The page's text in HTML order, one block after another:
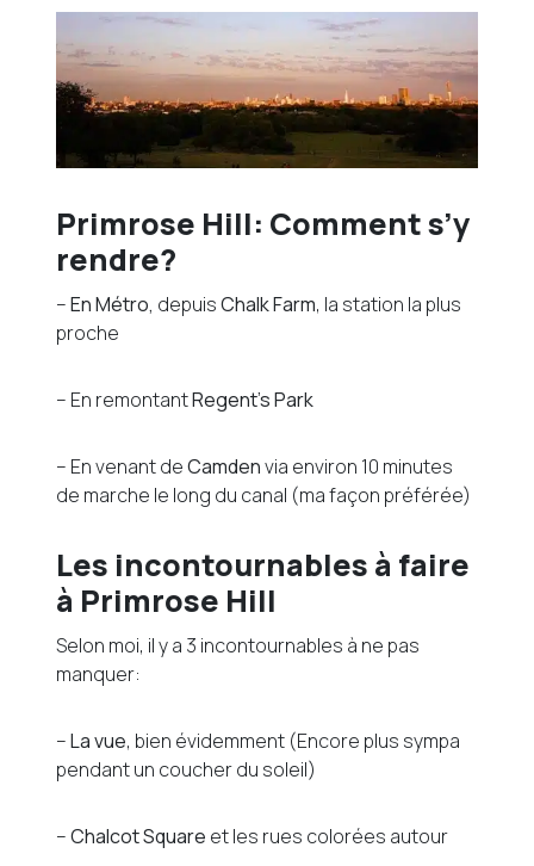
Primrose Hill: Comment s’y
rendre?
–En Métro, depuisChalk Farm, la station la plus
proche
– En remontantRegent’s Park
– En venant deCamdenvia environ 10 minutes
de marche le long du canal (ma façon préférée)
Les incontournables à faire
à Primrose Hill
Selon moi, il y a 3 incontournables à ne pas
manquer:
–La vue, bien évidemment (Encore plus sympa
pendant un coucher du soleil)
–Chalcot Square et les rues colorées autour